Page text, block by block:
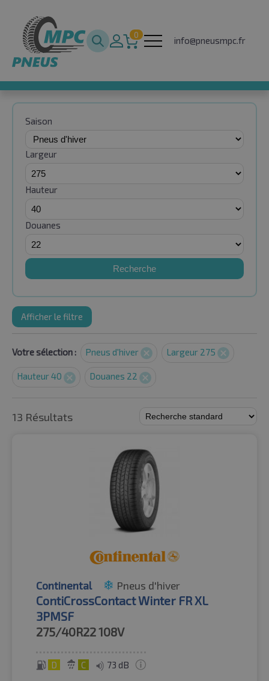
0
info@pneusmpc.fr
Saison
Largeur
Hauteur
Douanes
Recherche
Afficher le filtre
Votre sélection : Pneus d'hiver Largeur 275
Hauteur 40 Douanes 22
13 Résultats
Continental Pneus d'hiver
ContiCrossContact Winter FR XL
3PMSF
275/40R22108V
D C 73 dB